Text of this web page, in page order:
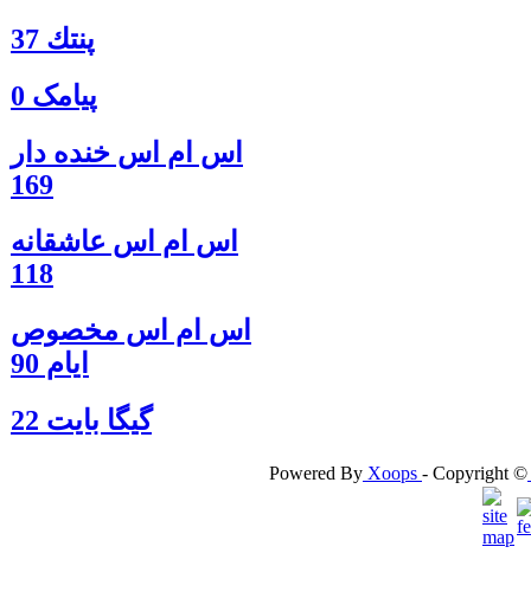
پنتك 37
پیامک 0
اس ام اس خنده دار
169
اس ام اس عاشقانه
118
اس ام اس مخصوص
ایام 90
گيگا بايت 22
Powered By Xoops - Copyright ©